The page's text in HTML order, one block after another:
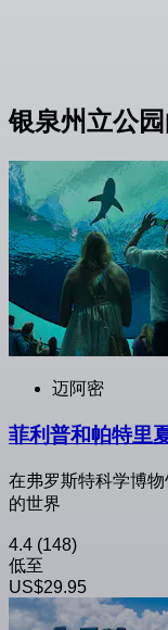
银泉州立公
迈阿密
菲利普和帕特里
在弗罗斯特科学博
的世界
4.4 (148)
低至
US$29.95